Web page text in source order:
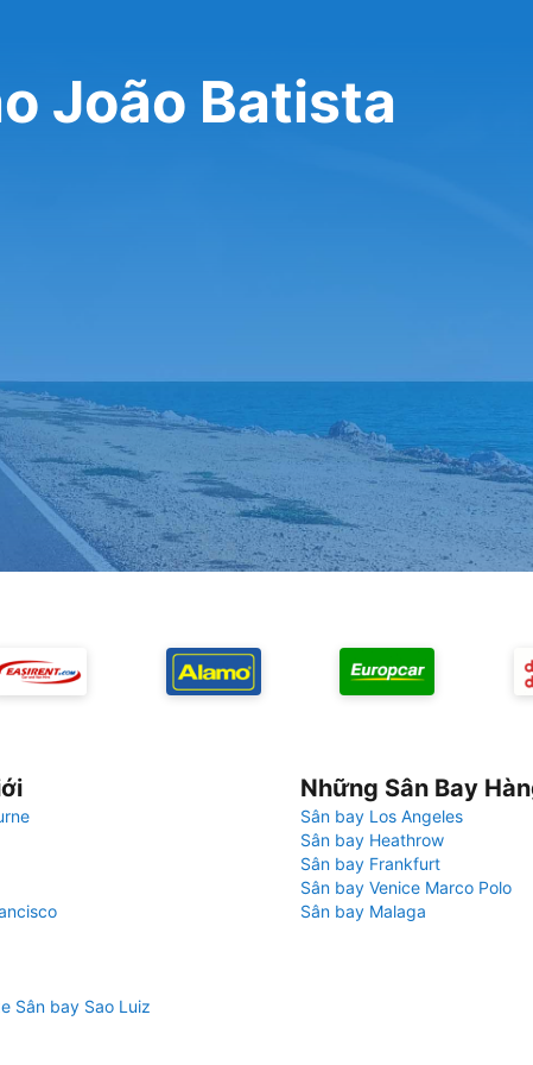
João Batista
Những Sân Bay
Sân bay Los Angeles
Sân bay Heathrow
Sân bay Frankfurt
Sân bay Venice Marco Polo
Sân bay Malaga
Sân bay Sao Luiz